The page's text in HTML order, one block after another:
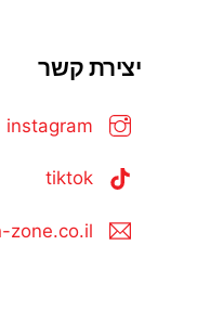
יצירת קשר
tiktok